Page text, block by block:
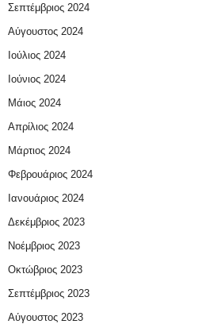
Σεπτέμβριος 2024
Αύγουστος 2024
Ιούλιος 2024
Ιούνιος 2024
Μάιος 2024
Απρίλιος 2024
Μάρτιος 2024
Φεβρουάριος 2024
Ιανουάριος 2024
Δεκέμβριος 2023
Νοέμβριος 2023
Οκτώβριος 2023
Σεπτέμβριος 2023
Αύγουστος 2023